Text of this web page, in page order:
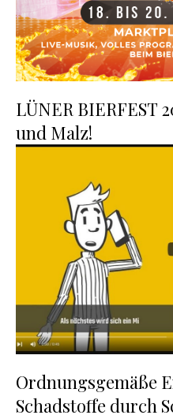
LÜNER BIERFEST
und Malz!
Ordnungsgemäße
Schadstoffe durch